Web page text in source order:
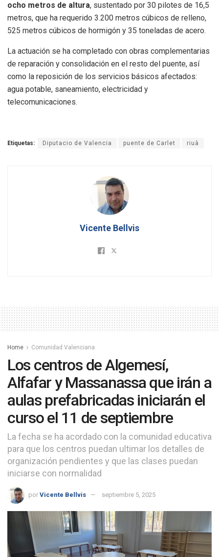
ocho metros de altura, sustentado por 30 pilotes de 16,5
metros, que ha requerido 3.200 metros cúbicos de relleno,
525 metros cúbicos de hormigón y 35 toneladas de acero.
La actuación se ha completado con obras complementarias
de reparación y consolidación en el resto del puente, así
como la reposición de los servicios básicos afectados:
agua potable, saneamiento, electricidad y
telecomunicaciones.
Etiquetas: Diputacio de Valencia puente de Carlet riuà
Vicente Bellvis
Home Comunidad Valenciana
Los centros de Algemesí,
Alfafar y Massanassa que irán a
aulas prefabricadas iniciarán el
curso el 11 de septiembre
La fecha se ha acordado con la comunidad educativa
para que los centros puedan ultimar los detalles de
organización pendientes y que las clases puedan
iniciarse con normalidad
por Vicente Bellvis septiembre 5, 2025